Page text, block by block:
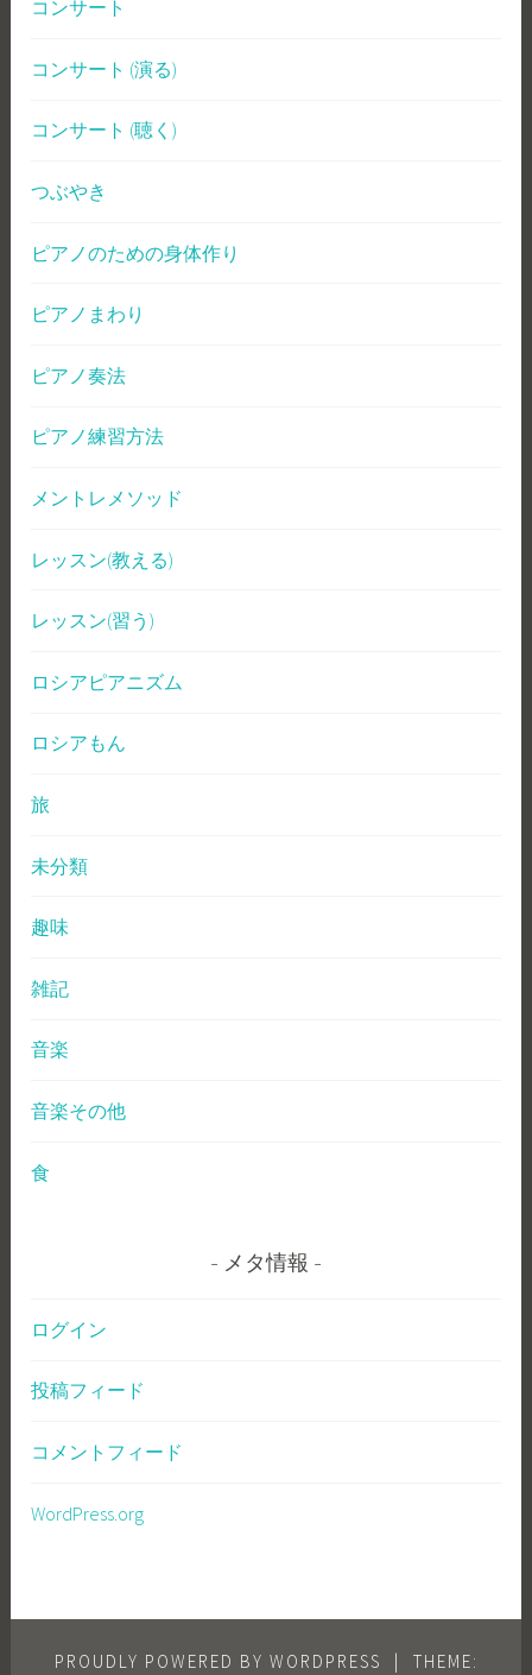
コンサート
コンサート (演る)
コンサート (聴く)
つぶやき
ピアノのための身体作り
ピアノまわり
ピアノ奏法
ピアノ練習方法
メントレメソッド
レッスン(教える)
レッスン(習う)
ロシアピアニズム
ロシアもん
旅
未分類
趣味
雑記
音楽
音楽その他
食
メタ情報
ログイン
投稿フィード
コメントフィード
WordPress.org
PROUDLY POWERED BY WORDPRESS THEME: